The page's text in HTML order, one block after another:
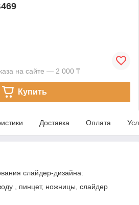
на сайте — 2 000 ₸
Купить
Доставка Оплата
слайдер-дизайна:
, пинцет, ножницы, слайдер